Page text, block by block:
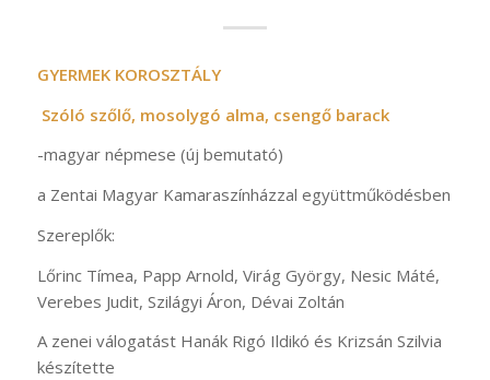
GYERMEK KOROSZTÁLY
Szóló szőlő, mosolygó alma, csengő barack
-magyar népmese (új bemutató)
a Zentai Magyar Kamaraszínházzal együttműködésben
Szereplők:
Lőrinc Tímea, Papp Arnold, Virág György, Nesic Máté,
Verebes Judit, Szilágyi Áron, Dévai Zoltán
A zenei válogatást Hanák Rigó Ildikó és Krizsán Szilvia
készítette